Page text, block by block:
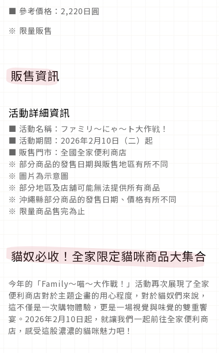
■ 參考價格：2,220日圓
※ 限量販售
販售資訊
活動詳細資訊
■ 活動名稱：ファミリ〜にゃ〜ト大作戦！
■ 活動期間：2026年2月10日（二）起
■ 販售門市：全國全家便利商店
※ 部分商品的發售日期與販售地區有所不同
※ 圖片為示意圖
※ 部分地區及店舖可能無法提供所有商品
※ 沖繩縣部分商品的發售日期、價格有所不同
※ 限量商品售完為止
貓奴必收！全家限定貓咪商品大集合
今年的「Family～喵～大作戰！」活動再次展現了全家
便利商店對於主題企畫的用心程度，對於貓奴們來說，
這不僅是一次購物體驗，更是一場視覺與味覺的雙重饗
宴。2026年2月10日起，就讓我們一起前往全家便利商
店，感受這股濃濃的貓咪魅力吧！